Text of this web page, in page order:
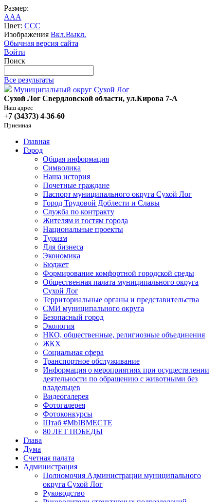
Размер:
AAA
Цвет: CCC
Изображения Вкл.Выкл.
Обычная версия сайта
Войти
Поиск
Все результаты
Муниципальный округ Сухой Лог
Сухой Лог Свердловской области, ул.Кирова 7-А
Наш адрес
+7 (34373) 4-36-60
Приемная
Главная
Город
Общая информация
Символика
Наша история
Почетные граждане
Паспорт муниципального округа Сухой Лог
Город Трудовой Доблести и Славы
Служба по контракту
Жителям и гостям города
Национальные проекты
Туризм
Для бизнеса
Экономика
Бюджет
Формирование комфортной городской среды
Общественная палата муниципального округа
Сухой Лог
Территориальные органы и представительства
СМИ муниципального округа
Безопасный город
Экология
НКО, общественные, религиозные объединения
ЖКХ
Социальная сфера
Транспортное обслуживание
Информация о мероприятиях при осуществлении
деятельности по обращению с животными без
владельцев
Видеогалерея
Фотогалерея
Фотоконкурсы
Штаб #MbIBMECTE
80 ЛЕТ ПОБЕДЫ
Глава
Дума
Счетная палата
Администрация
Полномочия Администрации муниципального
округа Сухой Лог
Руководство